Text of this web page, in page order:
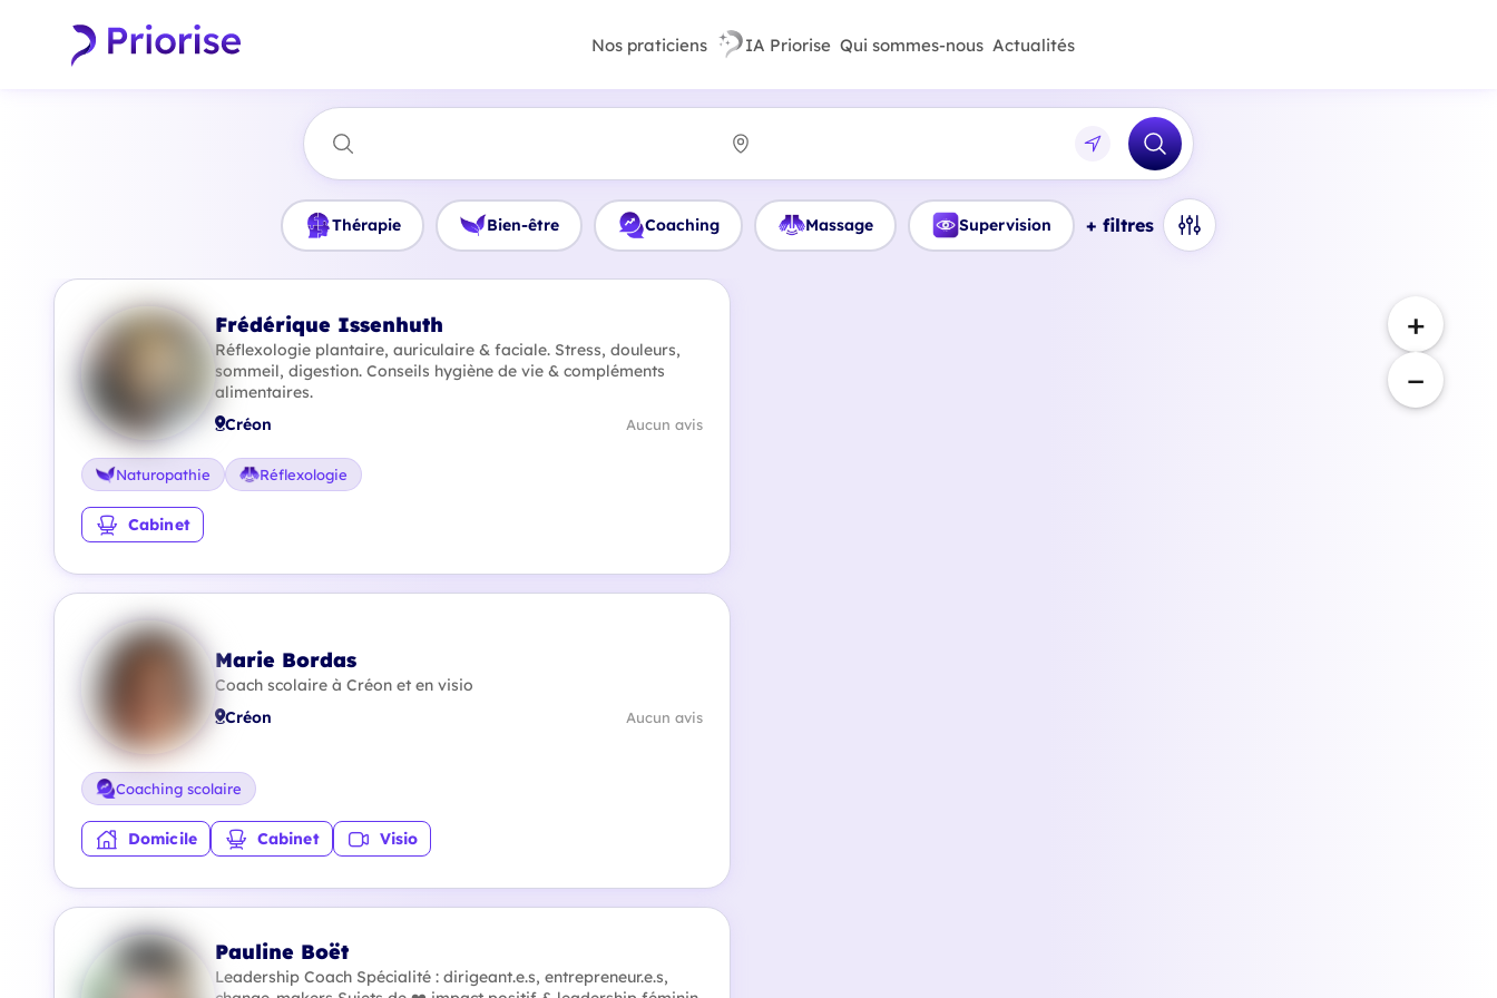
Nos praticiens IA Priorise Qui sommes-nous Actualités
Thérapie Bien-être Coaching Massage Supervision + filtres
Frédérique Issenhuth
Réflexologie plantaire, auriculaire & faciale. Stress, douleurs,
sommeil, digestion. Conseils hygiène de vie & compléments
alimentaires.
Créon Aucun avis
Naturopathie Réflexologie
Cabinet
Marie Bordas
Coach scolaire à Créon et en visio
Créon Aucun avis
Coaching scolaire
Domicile Cabinet Visio
Pauline Boët
Leadership Coach Spécialité : dirigeant.e.s, entrepreneur.e.s,
+
−